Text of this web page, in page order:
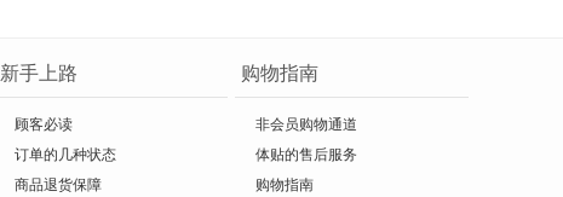
新手上路
顾客必读
订单的几种状态
商品退货保障
购物指南
非会员购物通道
体贴的售后服务
购物指南